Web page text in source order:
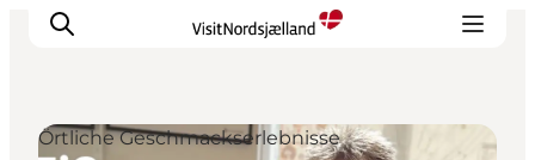
Örtliche Geschmackserlebnisse